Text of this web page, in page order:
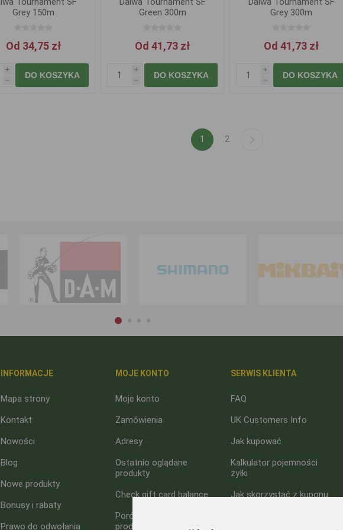
Grey 150m
Od 34,75 zł
i
h
DO KOSZYKA
Green 300m
Od 41,73 zł
i
h
DO KOSZYKA
Grey 300m
Od 41,73 zł
i
h
DO KOSZYKA
1 2
INFORMACJE
Mapa strony
Kontakt
Nowości
Blog
Nowe produkty
Bonusy i rabaty
Prawo do odwołania
MOJE KONTO
Moje konto
Zamówienia
Adresy
Ostatnio oglądane
produkty
Check gift card balance
Porównanie listy
produktów
SERWIS KLIENTA
FAQ
UK Customers Info
Jak kupować
Kalkulator pojemności
żyłki
Jak skorzystać z kuponu